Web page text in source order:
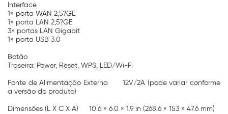
Interface
1× porta WAN 2,5?GE
1× porta LAN 2,5?GE
3× portas LAN Gigabit
1× porta USB 3.0
Botão
Traseira: Power, Reset, WPS, LED/Wi-Fi
Fonte de Alimentação Externa
12V/2A (pode variar conforme
a versão do produto)
Dimensões (L X C X A)
10.6 × 6.0 × 1.9 in (268.6 × 153 × 47.6 mm)